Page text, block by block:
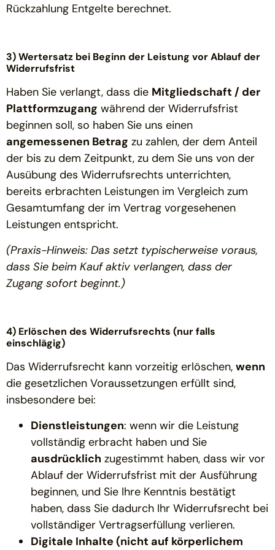
Rückzahlung Entgelte berechnet.
3) Wertersatz bei Beginn der Leistung vor Ablauf der
Widerrufsfrist
Haben Sie verlangt, dass die Mitgliedschaft / der
Plattformzugang während der Widerrufsfrist
beginnen soll, so haben Sie uns einen
angemessenen Betrag zu zahlen, der dem Anteil
der bis zu dem Zeitpunkt, zu dem Sie uns von der
Ausübung des Widerrufsrechts unterrichten,
bereits erbrachten Leistungen im Vergleich zum
Gesamtumfang der im Vertrag vorgesehenen
Leistungen entspricht.
(Praxis-Hinweis: Das setzt typischerweise voraus,
dass Sie beim Kauf aktiv verlangen, dass der
Zugang sofort beginnt.)
4) Erlöschen des Widerrufsrechts (nur falls
einschlägig)
Das Widerrufsrecht kann vorzeitig erlöschen, wenn
die gesetzlichen Voraussetzungen erfüllt sind,
insbesondere bei:
Dienstleistungen: wenn wir die Leistung
vollständig erbracht haben und Sie
ausdrücklich zugestimmt haben, dass wir vor
Ablauf der Widerrufsfrist mit der Ausführung
beginnen, und Sie Ihre Kenntnis bestätigt
haben, dass Sie dadurch Ihr Widerrufsrecht bei
vollständiger Vertragserfüllung verlieren.
Digitale Inhalte (nicht auf körperlichem